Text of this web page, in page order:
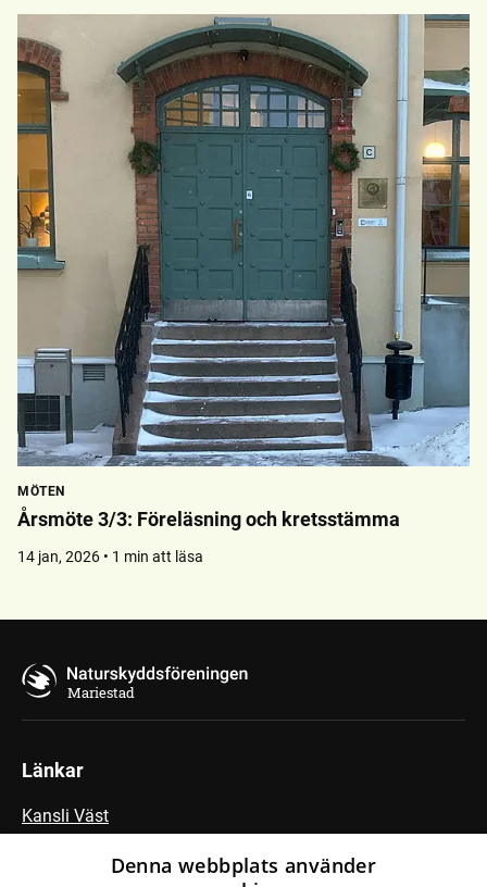
MÖTEN
Årsmöte 3/3: Föreläsning och kretsstämma
14 jan, 2026 • 1 min att läsa
Mariestad
Länkar
Kansli Väst
FältbiologernaDenna webbplats använder